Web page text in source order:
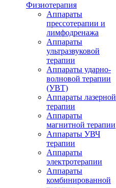
Физиотерапия
Аппараты
прессотерапии и
лимфодренажа
Аппараты
ультразвуковой
терапии
Аппараты ударно-
волновой терапии
(УВТ)
Аппараты лазерной
терапии
Аппараты
магнитной терапии
Аппараты УВЧ
терапии
Аппараты
электротерапии
Аппараты
комбинированной